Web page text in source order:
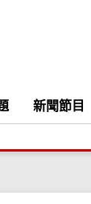
新聞節目